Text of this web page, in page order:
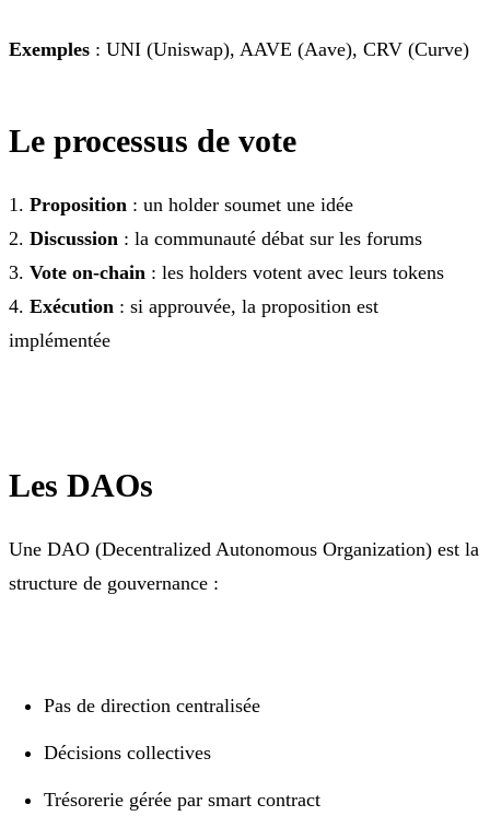
Exemples : UNI (Uniswap), AAVE (Aave), CRV (Curve)
Le processus de vote
1. Proposition : un holder soumet une idée
2. Discussion : la communauté débat sur les forums
3. Vote on-chain : les holders votent avec leurs tokens
4. Exécution : si approuvée, la proposition est
implémentée
Les DAOs
Une DAO (Decentralized Autonomous Organization) est la
structure de gouvernance :
Pas de direction centralisée
Décisions collectives
Trésorerie gérée par smart contract